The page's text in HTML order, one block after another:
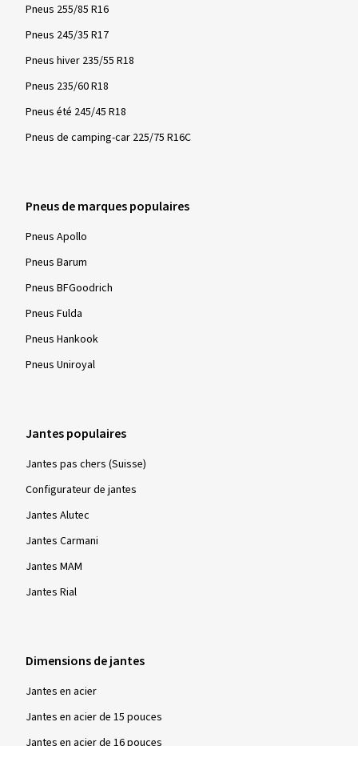
Pneus 255/85 R16
Pneus 245/35 R17
Pneus hiver 235/55 R18
Pneus 235/60 R18
Pneus été 245/45 R18
Pneus de camping-car 225/75 R16C
Pneus de marques populaires
Pneus Apollo
Pneus Barum
Pneus BFGoodrich
Pneus Fulda
Pneus Hankook
Pneus Uniroyal
Jantes populaires
Jantes pas chers (Suisse)
Configurateur de jantes
Jantes Alutec
Jantes Carmani
Jantes MAM
Jantes Rial
Dimensions de jantes
Jantes en acier
Jantes en acier de 15 pouces
Jantes en acier de 16 pouces